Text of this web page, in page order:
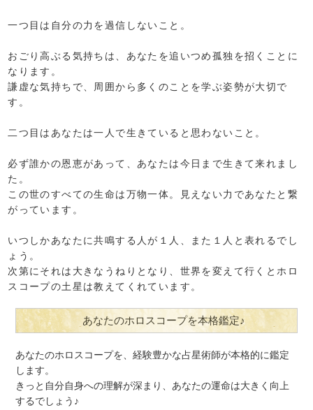
一つ目は自分の力を過信しないこと。
おごり高ぶる気持ちは、あなたを追いつめ孤独を招くことに
なります。
謙虚な気持ちで、周囲から多くのことを学ぶ姿勢が大切で
す。
二つ目はあなたは一人で生きていると思わないこと。
必ず誰かの恩恵があって、あなたは今日まで生きて来れまし
た。
この世のすべての生命は万物一体。見えない力であなたと繋
がっています。
いつしかあなたに共鳴する人が１人、また１人と表れるでし
ょう。
次第にそれは大きなうねりとなり、世界を変えて行くとホロ
スコープの土星は教えてくれています。
あなたのホロスコープを本格鑑定♪
あなたのホロスコープを、経験豊かな占星術師が本格的に鑑定
します。
きっと自分自身への理解が深まり、あなたの運命は大きく向上
するでしょう♪